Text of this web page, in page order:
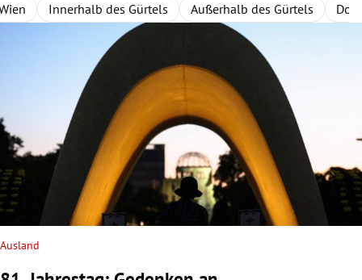
Innerhalb des Gürtels Außerhalb des Gürtels
Ausland